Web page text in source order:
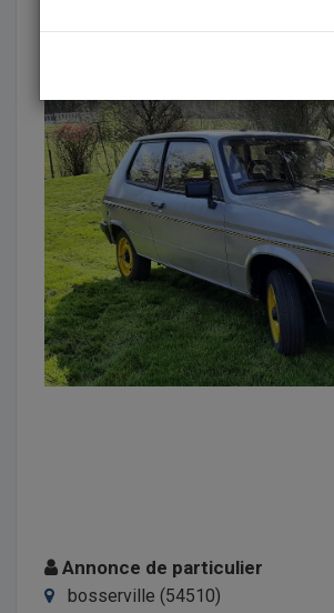
Talbot Samba sympa
Annonce de particulier
bosserville (54510)